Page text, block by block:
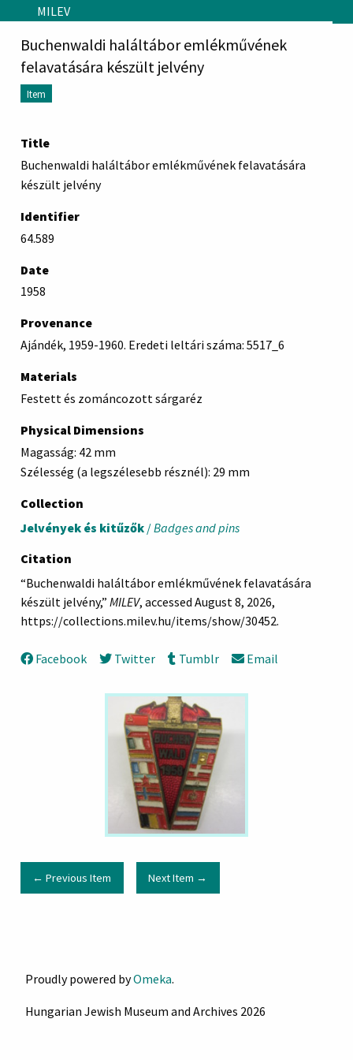
Skip to main content
MILEV
Buchenwaldi haláltábor emlékművének
felavatására készült jelvény
Item
Title
Buchenwaldi haláltábor emlékművének felavatására
készült jelvény
Identifier
64.589
Date
1958
Provenance
Ajándék, 1959-1960. Eredeti leltári száma: 5517_6
Materials
Festett és zománcozott sárgaréz
Physical Dimensions
Magasság: 42 mm
Szélesség (a legszélesebb résznél): 29 mm
Collection
Jelvények és kitűzők /Badges and pins
Citation
“Buchenwaldi haláltábor emlékművének felavatására
készült jelvény,” MILEV, accessed August 8, 2026,
https://collections.milev.hu/items/show/30452.
Facebook Twitter Tumblr Email
← Previous Item Next Item →
Proudly powered byOmeka.
Hungarian Jewish Museum and Archives 2026